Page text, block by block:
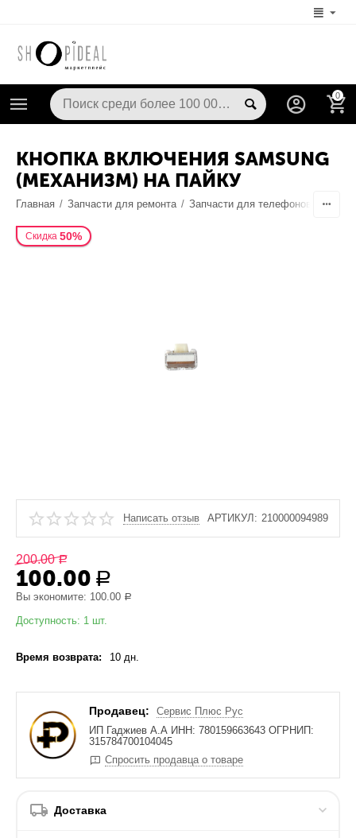
0
КНОПКА ВКЛЮЧЕНИЯ SAMSUNG
(МЕХАНИЗМ) НА ПАЙКУ
Главная / Запчасти для ремонта / Запчасти для телефонов
Скидка 50%
Написать отзыв АРТИКУЛ: 210000094989
200.00 Р
100.00 Р
Вы экономите: 100.00 Р
Доступность: 1 шт.
Время возврата: 10 дн.
Продавец:
Сервис Плюс Рус
ИП Гаджиев А.А ИНН: 780159663643 ОГРНИП:
315784700104045
Спросить продавца о товаре
Доставка